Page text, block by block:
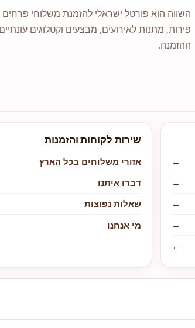
השווה הוא פורטל ישראלי להזמנת משלוחי
פירות, מתנות לאירועים, מבצעים וקטלוגים
ההזמנה.
←
←
←
←
←
שירות לקוחות והזמנות
אזורי משלוחים בכל הארץ
דברו איתנו
שאלות נפוצות
מי אנחנו